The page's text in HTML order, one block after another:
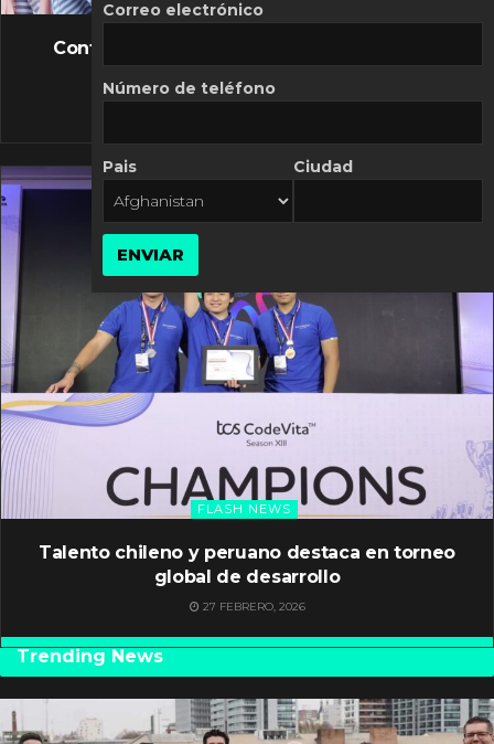
FLASH NEWS
Controversia de Mercado Libre por costos
10 MARZO, 2026
FLASH NEWS
Talento chileno y peruano destaca en torneo
global de desarrollo
27 FEBRERO, 2026
Trending News
Correo electrónico
Número de teléfono
Pais Ciudad
ENVIAR